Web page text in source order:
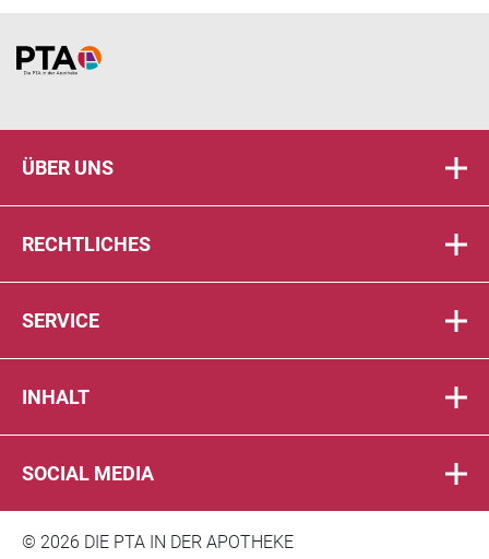
Home
ÜBER UNS
RECHTLICHES
SERVICE
INHALT
SOCIAL MEDIA
© 2026 DIE PTA IN DER APOTHEKE